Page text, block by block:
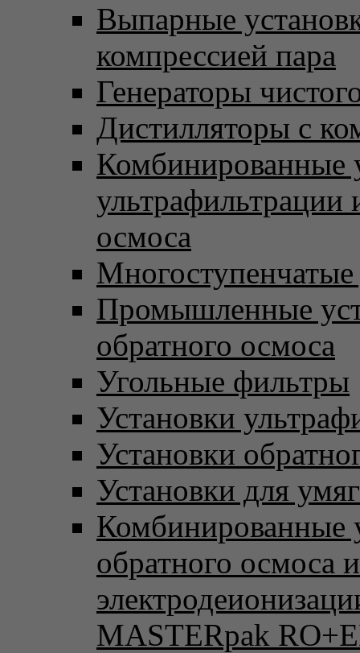
Выпарные
компрессией пара
Генераторы
Дистилляторы с
Комбинированные
ультрафильтрации
осмоса
Промышленные
обратного осмоса
Угольные фильтры
Установки
Установки
Установки для
Комбинированные
обратного осмоса и
MASTERpak